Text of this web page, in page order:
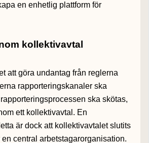
en enhetlig plattform för
kollektivavtal
att göra undantag från reglerna
rapporteringskanaler ska
ska skötas,
ett kollektivavtal. En
är dock att kollektivavtalet slutits
central arbetstagarorganisation.